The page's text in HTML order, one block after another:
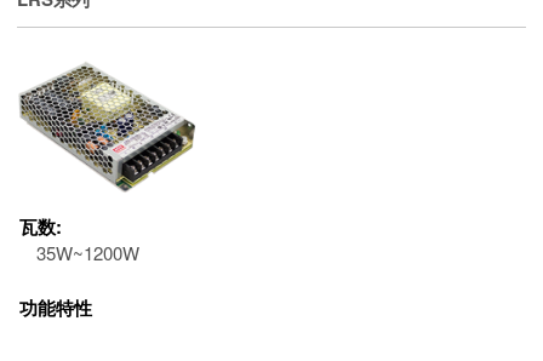
瓦数:
35W~1200W
功能特性